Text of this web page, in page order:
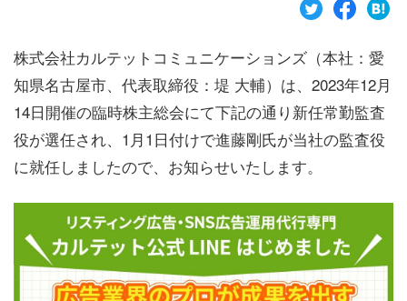
会社概要
お問い合わせ
株式会社カルテットコミュニケーションズ（本社：愛
知県名古屋市、代表取締役：堤 大輔）は、2023年12月
14日開催の臨時株主総会にて下記の通り新任常勤監査
役が選任され、1月1日付けで進藤剛氏が当社の監査役
に就任しましたので、お知らせいたします。